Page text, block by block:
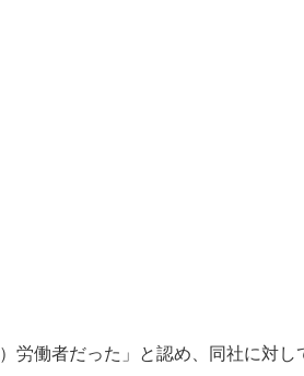
働者だった」と認め、同社に対し